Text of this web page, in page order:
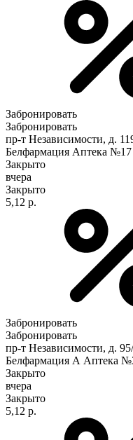
Забронировать
Забронировать
пр-т Независимости, д.
Белфармация Аптека №17
Закрыто
вчера
Закрыто
5,12 р.
Забронировать
Забронировать
пр-т Независимости, д.
Белфармация А Аптека
Закрыто
вчера
Закрыто
5,12 р.